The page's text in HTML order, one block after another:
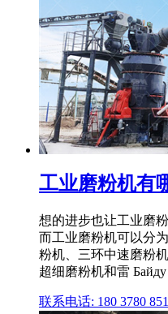
工业磨粉机有
想的进步也让工业磨
而工业磨粉机可以分
粉机、三环中速磨粉
超细磨粉机和雷 Байду
联系电话: 180 3780